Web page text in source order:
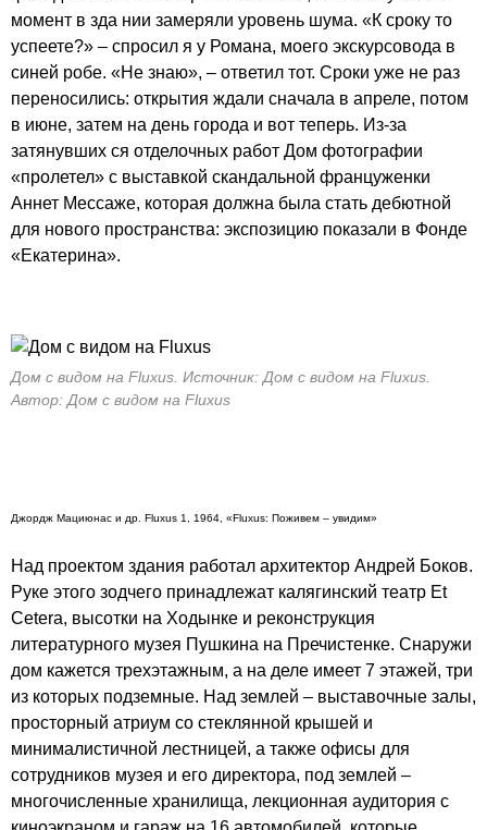
момент в зда нии замеряли уровень шума. «К сроку то
успеете?» – спросил я у Романа, моего экскурсовода в
синей робе. «Не знаю», – ответил тот. Сроки уже не раз
переносились: открытия ждали сначала в апреле, потом
в июне, затем на день города и вот теперь. Из-за
затянувших ся отделочных работ Дом фотографии
«пролетел» с выставкой скандальной француженки
Аннет Мессаже, которая должна была стать дебютной
для нового пространства: экспозицию показали в Фонде
«Екатерина».
Дом с видом на Fluxus. Источник: Дом с видом на Fluxus.
Автор: Дом с видом на Fluxus
Джордж Мациюнас и др. Fluxus 1, 1964, «Fluxus: Поживем – увидим»
Над проектом здания работал архитектор Андрей Боков.
Руке этого зодчего принадлежат калягинский театр Et
Cetera, высотки на Ходынке и реконструкция
литературного музея Пушкина на Пречистенке. Снаружи
дом кажется трехэтажным, а на деле имеет 7 этажей, три
из которых подземные. Над землей – выставочные залы,
просторный атриум со стеклянной крышей и
минималистичной лестницей, а также офисы для
сотрудников музея и его директора, под землей –
многочисленные хранилища, лекционная аудитория с